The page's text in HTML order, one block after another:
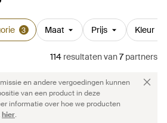
3 Maat Prijs Kleur
114 resultatenvan7partners
en andere vergoedingen kunnen
van een product in deze
informatie over hoe we producten
hier.